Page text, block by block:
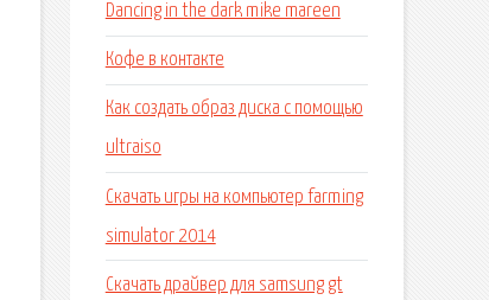
Dancing in the dark mike mareen
Кофе в контакте
Как создать образ диска с помощью
ultraiso
Скачать игры на компьютер farming
simulator 2014
Скачать драйвер для samsung gt